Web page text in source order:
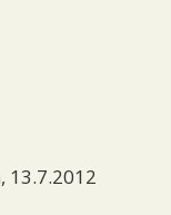
13.7.2012